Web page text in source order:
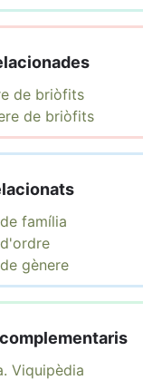
de briòfits
de briòfits
família
gènere
Viquipèdia